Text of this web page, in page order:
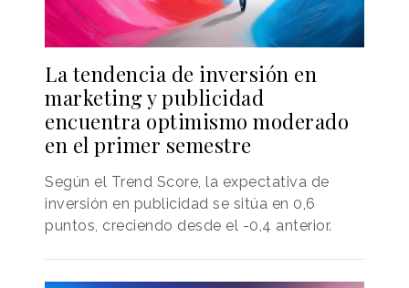
La tendencia de inversión en
marketing y publicidad
encuentra optimismo moderado
en el primer semestre
Según el Trend Score, la expectativa de
inversión en publicidad se sitúa en 0,6
puntos, creciendo desde el -0,4 anterior.